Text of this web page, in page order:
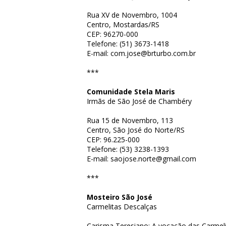
Rua XV de Novembro, 1004
Centro, Mostardas/RS
CEP: 96270-000
Telefone: (51) 3673-1418
E-mail: com.jose@brturbo.com.br
***
Comunidade Stela Maris
Irmãs de São José de Chambéry
Rua 15 de Novembro, 113
Centro, São José do Norte/RS
CEP: 96.225-000
Telefone: (53) 3238-1393
E-mail: saojose.norte@gmail.com
***
Mosteiro São José
Carmelitas Descalças